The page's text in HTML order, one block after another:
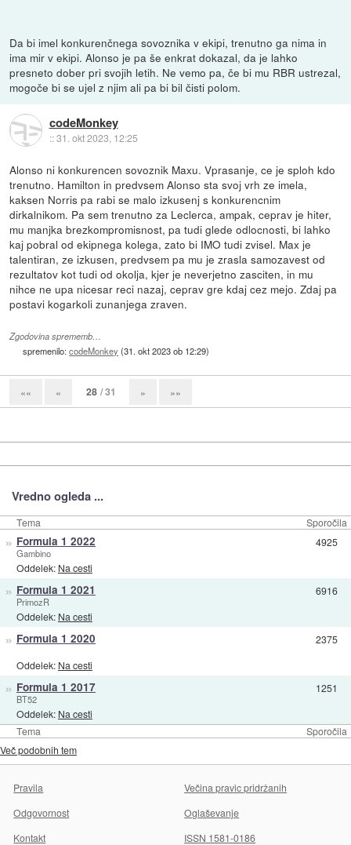
Da bi imel konkurenčnega sovoznika v ekipi, trenutno ga nima in
ima mir v ekipi. Alonso je pa še enkrat dokazal, da je lahko
presneto dober pri svojih letih. Ne vemo pa, če bi mu RBR ustrezal,
mogoče bi se ujel z njim ali pa bi bil čisti polom.
codeMonkey
::31. okt 2023, 12:25
Alonso ni konkurencen sovoznik Maxu. Vprasanje, ce je sploh kdo
trenutno. Hamilton in predvsem Alonso sta svoj vrh ze imela,
kaksen Norris pa rabi se malo izkusenj s konkurencnim
dirkalnikom. Pa sem trenutno za Leclerca, ampak, ceprav je hiter,
mu manjka brezkompromisnost, pa tudi glede odlocnosti, bi lahko
kaj pobral od ekipnega kolega, zato bi IMO tudi zvisel. Max je
talentiran, ze izkusen, predvsem pa mu je zrasla samozavest od
rezultatov kot tudi od okolja, kjer je neverjetno zasciten, in mu
nihce ne upa nicesar reci nazaj, ceprav gre kdaj cez mejo. Zdaj pa
postavi kogarkoli zunanjega zraven.
Zgodovina sprememb…
spremenilo:codeMonkey (31. okt 2023 ob 12:29)
«« « 28 / 31 » »»
Vredno ogleda ...
Tema Sporočila
Tema Sporočila
» Formula 1 2022
Gambino
Oddelek: Na cesti
4925
» Formula 1 2021
PrimozR
Oddelek: Na cesti
6916
» Formula 1 2020
Oddelek: Na cesti
2375
» Formula 1 2017
BT52
Oddelek: Na cesti
1251
Več podobnih tem
Pravila
Večina pravic pridržanih
Odgovornost
Oglaševanje
Kontakt
ISSN 1581-0186